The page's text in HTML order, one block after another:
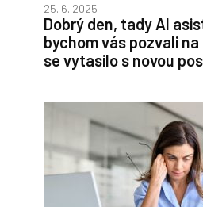
25. 6. 2025
Dobrý den, tady AI
bychom vás pozvali
se vytasilo s novou